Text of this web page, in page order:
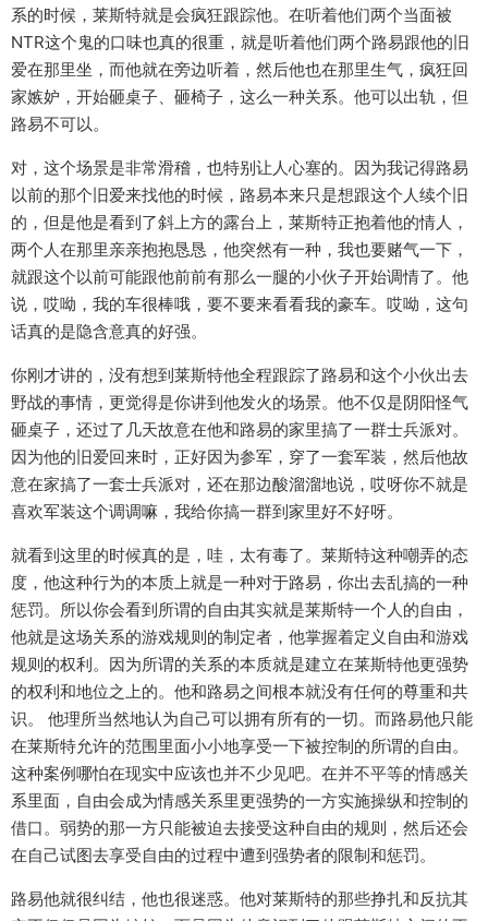
系的时候，莱斯特就是会疯狂跟踪他。在听着他们两个当面被
NTR这个鬼的口味也真的很重，就是听着他们两个路易跟他的旧
爱在那里坐，而他就在旁边听着，然后他也在那里生气，疯狂回
家嫉妒，开始砸桌子、砸椅子，这么一种关系。他可以出轨，但
路易不可以。
对，这个场景是非常滑稽，也特别让人心塞的。因为我记得路易
以前的那个旧爱来找他的时候，路易本来只是想跟这个人续个旧
的，但是他是看到了斜上方的露台上，莱斯特正抱着他的情人，
两个人在那里亲亲抱抱恳恳，他突然有一种，我也要赌气一下，
就跟这个以前可能跟他前前有那么一腿的小伙子开始调情了。他
说，哎呦，我的车很棒哦，要不要来看看我的豪车。哎呦，这句
话真的是隐含意真的好强。
你刚才讲的，没有想到莱斯特他全程跟踪了路易和这个小伙出去
野战的事情，更觉得是你讲到他发火的场景。他不仅是阴阳怪气
砸桌子，还过了几天故意在他和路易的家里搞了一群士兵派对。
因为他的旧爱回来时，正好因为参军，穿了一套军装，然后他故
意在家搞了一套士兵派对，还在那边酸溜溜地说，哎呀你不就是
喜欢军装这个调调嘛，我给你搞一群到家里好不好呀。
就看到这里的时候真的是，哇，太有毒了。莱斯特这种嘲弄的态
度，他这种行为的本质上就是一种对于路易，你出去乱搞的一种
惩罚。所以你会看到所谓的自由其实就是莱斯特一个人的自由，
他就是这场关系的游戏规则的制定者，他掌握着定义自由和游戏
规则的权利。因为所谓的关系的本质就是建立在莱斯特他更强势
的权利和地位之上的。他和路易之间根本就没有任何的尊重和共
识。 他理所当然地认为自己可以拥有所有的一切。而路易他只能
在莱斯特允许的范围里面小小地享受一下被控制的所谓的自由。
这种案例哪怕在现实中应该也并不少见吧。在并不平等的情感关
系里面，自由会成为情感关系里更强势的一方实施操纵和控制的
借口。弱势的那一方只能被迫去接受这种自由的规则，然后还会
在自己试图去享受自由的过程中遭到强势者的限制和惩罚。
路易他就很纠结，他也很迷惑。他对莱斯特的那些挣扎和反抗其